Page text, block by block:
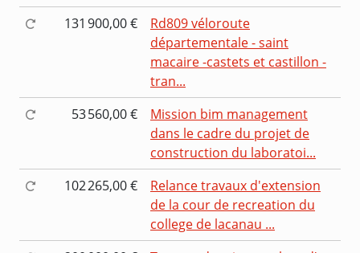
131 900,00 €
Rd809 véloroute
départementale - saint
macaire -castets et castillon -
tran...
53 560,00 €
Mission bim management
dans le cadre du projet de
construction du laboratoi...
102 265,00 €
Relance travaux d'extension
de la cour de recreation du
college de lacanau ...